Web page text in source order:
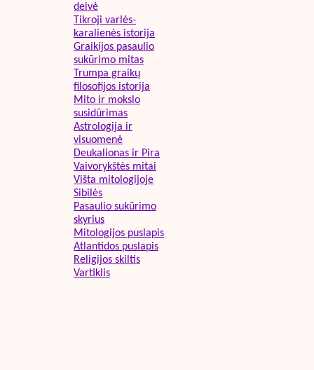
deivė
Tikroji varlės-
karalienės istorija
Graikijos pasaulio
sukūrimo mitas
Trumpa graikų
filosofijos istorija
Mito ir mokslo
susidūrimas
Astrologija ir
visuomenė
Deukalionas ir Pira
Vaivorykštės mitai
Višta mitologijoje
Sibilės
Pasaulio sukūrimo
skyrius
Mitologijos puslapis
Atlantidos puslapis
Religijos skiltis
Vartiklis